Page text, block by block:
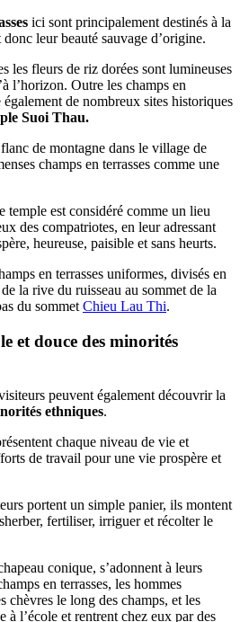
ici sont principalement destinés à la
leur beauté sauvage d’origine.
les fleurs de riz dorées sont lumineuses
l’horizon. Outre les champs en
de nombreux sites historiques
Suoi Thau.
de montagne dans le village de
champs en terrasses comme une
temple est considéré comme un lieu
des compatriotes, en leur adressant
heureuse, paisible et sans heurts.
en terrasses uniformes, divisés en
la rive du ruisseau au sommet de la
du sommet Chieu Lau Thi.
et douce des minorités
peuvent également découvrir la
ethniques.
chaque niveau de vie et
de travail pour une vie prospère et
portent un simple panier, ils montent
fertiliser, irriguer et récolter le
conique, s’adonnent à leurs
en terrasses, les hommes
chèvres le long des champs, et les
à l’école et rentrent chez eux par des